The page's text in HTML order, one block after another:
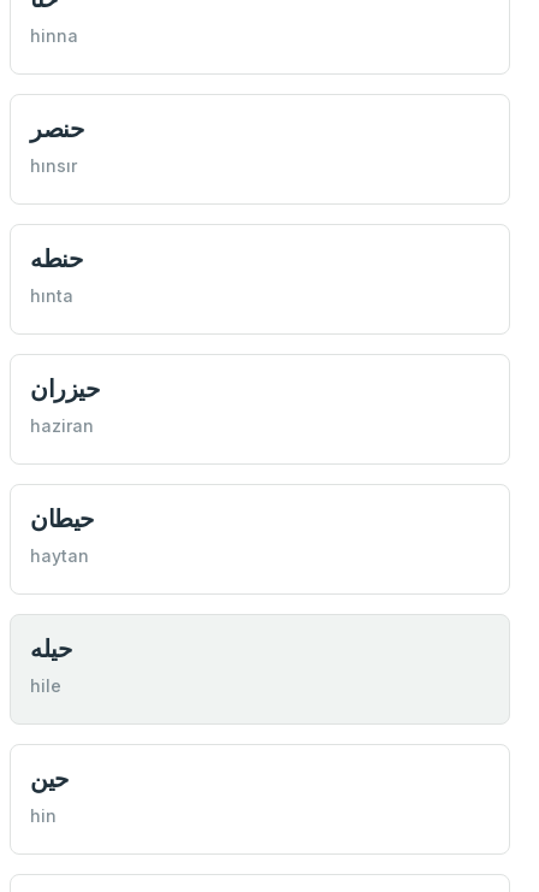
hinna
حنصر
hınsır
حنطه
hınta
حيزران
haziran
حيطان
haytan
حيله
hile
حين
hin